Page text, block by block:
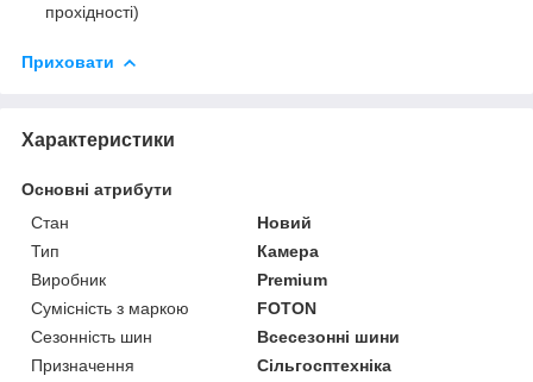
прохідності)
Приховати
Характеристики
Основні атрибути
Стан
Новий
Тип
Камера
Виробник
Premium
Сумісність з маркою
FOTON
Сезонність шин
Всесезонні шини
Призначення
Сільгосптехніка